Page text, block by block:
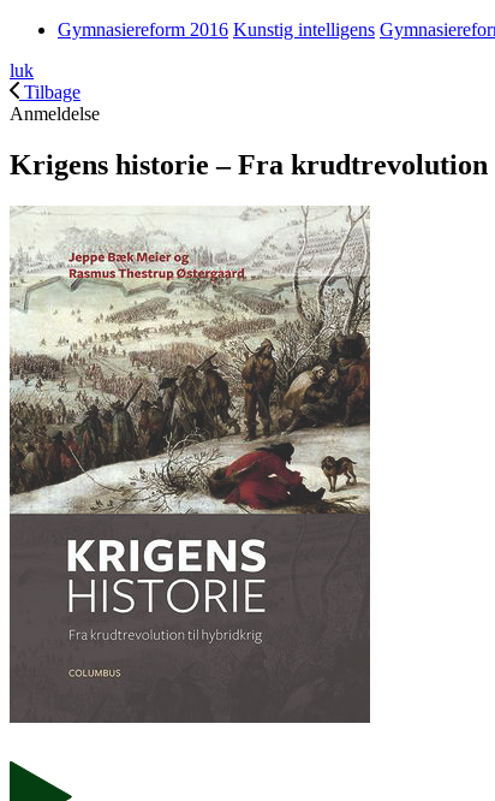
Gymnasiereform 2016 Kunstig intelligens
luk
Tilbage
Anmeldelse
Krigens historie – Fra